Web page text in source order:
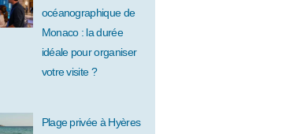
océanographique de
Monaco : la durée
idéale pour organiser
votre visite ?
Plage privée à Hyères